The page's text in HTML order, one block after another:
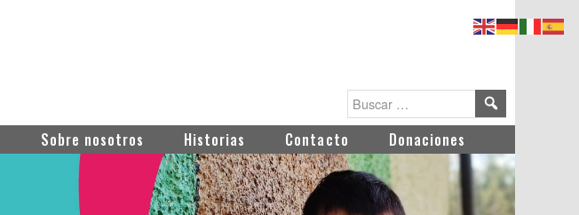
Sobre nosotros Historias Contacto Donaciones